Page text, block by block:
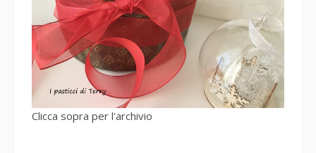
Clicca sopra per l'archivio